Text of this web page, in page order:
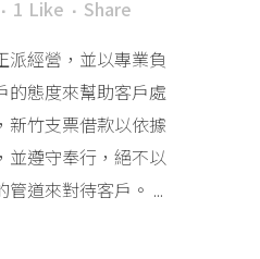
1 Like
Share
派經營，並以專業負
的態度來幫助客戶處
新竹支票借款以依據
並遵守奉行，絕不以
道來對待客戶。 ...